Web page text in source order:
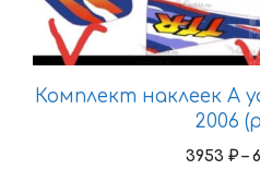
Комплект наклеек A
2006
3953 ₽ –
можно
выбрать
на
странице